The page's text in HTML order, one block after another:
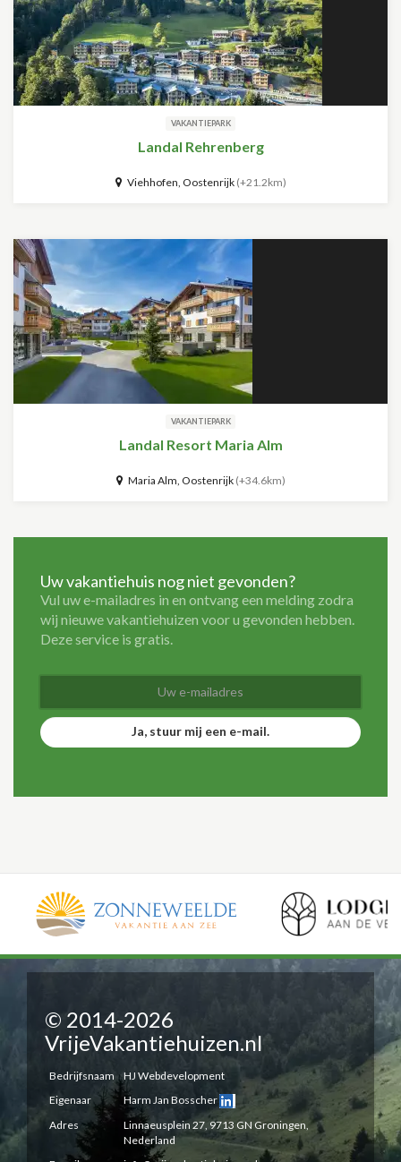
VAKANTIEPARK
Landal Rehrenberg
Viehhofen, Oostenrijk (+21.2km)
VAKANTIEPARK
Landal Resort Maria Alm
Maria Alm, Oostenrijk (+34.6km)
Uw vakantiehuis nog niet gevonden?
Vul uw e-mailadres in en ontvang een melding zodra
wij nieuwe vakantiehuizen voor u gevonden hebben.
Deze service is gratis.
Ja, stuur mij een e-mail.
© 2014-2026
VrijeVakantiehuizen.nl
Bedrijfsnaam
HJ Webdevelopment
Eigenaar
Harm Jan Bosscher
Adres
Linnaeusplein 27, 9713 GN Groningen,
Nederland